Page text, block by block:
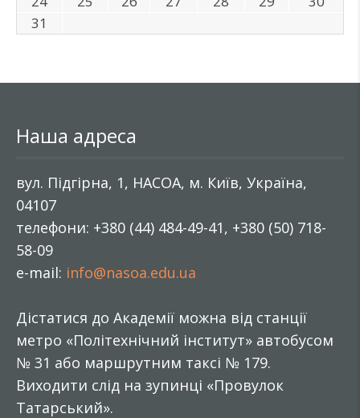
31
Наша адреса
вул. Підгірна, 1, НАСОА, м. Київ, Україна,
04107
телефони: +380 (44) 484-49-41, +380 (50) 718-
58-09
e-mail: info@nasoa.edu.ua
Дістатися до Академії можна від станції
метро «Політехнічний інститут» автобусом
№ 31 або маршрутним таксі № 179.
Виходити слід на зупинці «Провулок
Татарський».